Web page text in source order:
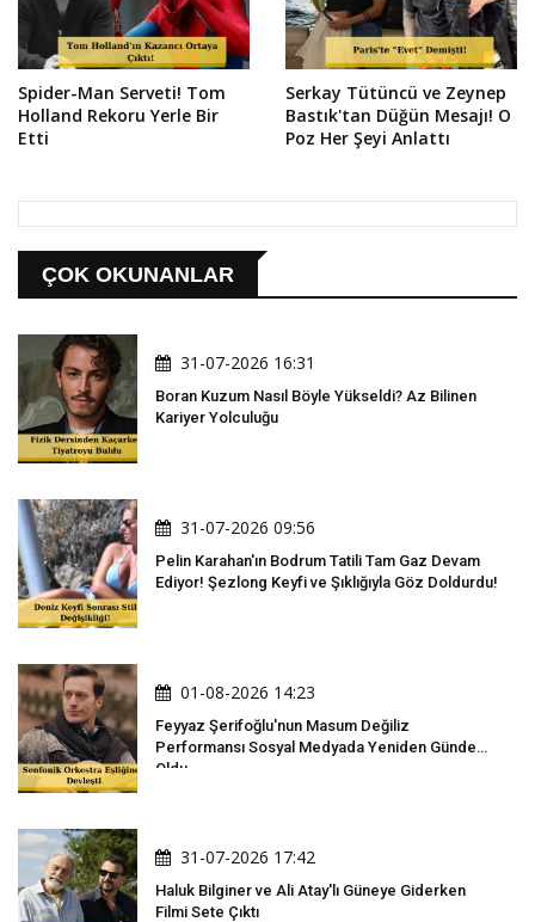
Spider-Man Serveti! Tom
Holland Rekoru Yerle Bir
Etti
Serkay Tütüncü ve Zeynep
Bastık'tan Düğün Mesajı! O
Poz Her Şeyi Anlattı
ÇOK OKUNANLAR
31-07-2026 16:31
Boran Kuzum Nasıl Böyle Yükseldi? Az Bilinen
Kariyer Yolculuğu
31-07-2026 09:56
Pelin Karahan'ın Bodrum Tatili Tam Gaz Devam
Ediyor! Şezlong Keyfi ve Şıklığıyla Göz Doldurdu!
01-08-2026 14:23
Feyyaz Şerifoğlu'nun Masum Değiliz
Performansı Sosyal Medyada Yeniden Gündem
Oldu
31-07-2026 17:42
Haluk Bilginer ve Ali Atay'lı Güneye Giderken
Filmi Sete Çıktı